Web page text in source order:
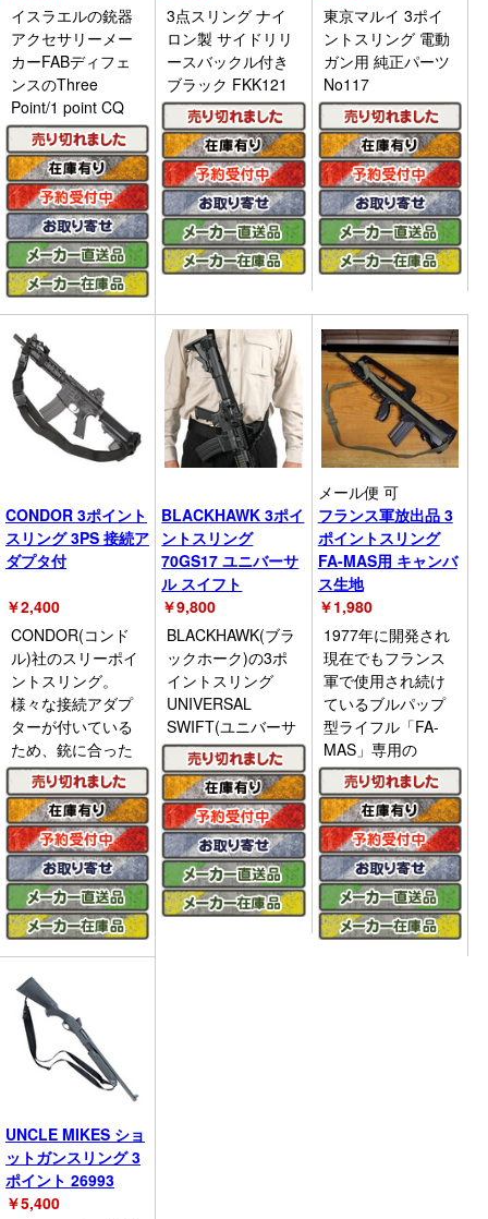
イスラエルの銃器
アクセサリーメー
カーFABディフェ
ンスのThree
Point/1 point CQ
3点スリング ナイ
ロン製 サイドリリ
ースバックル付き
ブラック FKK121
東京マルイ 3ポイ
ントスリング 電動
ガン用 純正パーツ
No117
CONDOR 3ポイント
スリング 3PS 接続ア
ダプタ付
￥2,400
CONDOR(コンド
ル)社のスリーポイ
ントスリング。
様々な接続アダプ
ターが付いている
ため、銃に合った
BLACKHAWK 3ポイ
ントスリング
70GS17 ユニバーサ
ル スイフト
￥9,800
BLACKHAWK(ブラ
ックホーク)の3ポ
イントスリング
UNIVERSAL
SWIFT(ユニバーサ
メール便 可
フランス軍放出品 3
ポイントスリング
FA-MAS用 キャンバ
ス生地
￥1,980
1977年に開発され
現在でもフランス
軍で使用され続け
ているブルパップ
型ライフル「FA-
MAS」専用の
UNCLE MIKES ショ
ットガンスリング 3
ポイント 26993
￥5,400